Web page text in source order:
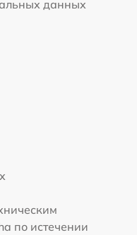
данных
по истечении